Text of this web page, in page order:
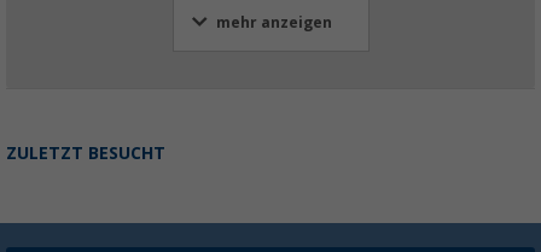
mehr anzeigen
ZULETZT BESUCHT